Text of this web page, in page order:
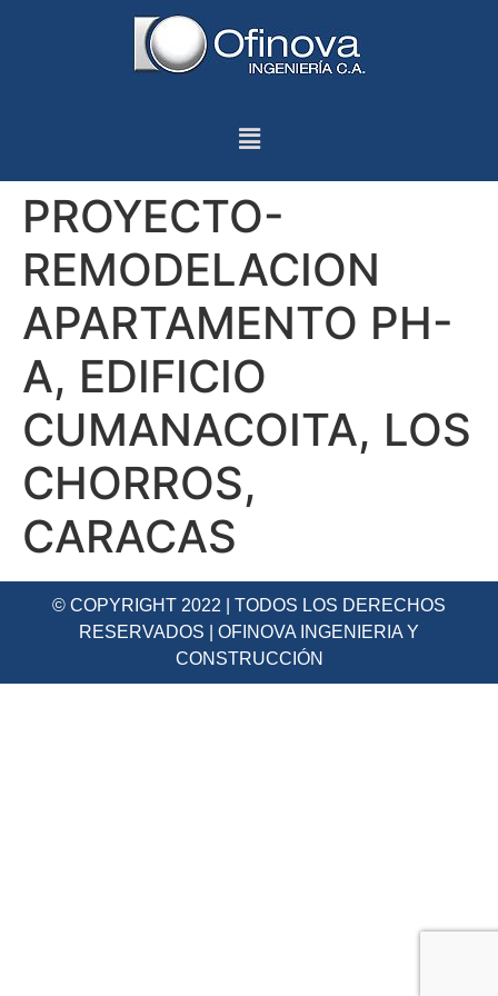
PROYECTO-
REMODELACION
APARTAMENTO PH-
A, EDIFICIO
CUMANACOITA, LOS
CHORROS,
CARACAS
© COPYRIGHT 2022 | TODOS LOS DERECHOS
RESERVADOS | OFINOVA INGENIERIA Y
CONSTRUCCIÓN